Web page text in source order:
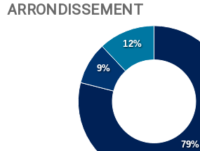
ARRONDISSEMENT
79%
9%
12%